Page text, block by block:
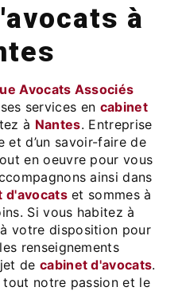
Avocats Associés
services en cabinet
à Nantes. Entreprise
et d’un savoir-faire de
en oeuvre pour vous
ainsi dans
d'avocatset sommes à
Si vous habitez à
votre disposition pour
renseignements
de cabinet d'avocats.
notre passion et le